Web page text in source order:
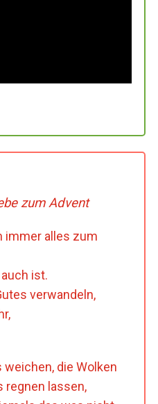
zum Advent
immer alles zum
ist.
verwandeln,
weichen, die Wolken
regnen lassen,